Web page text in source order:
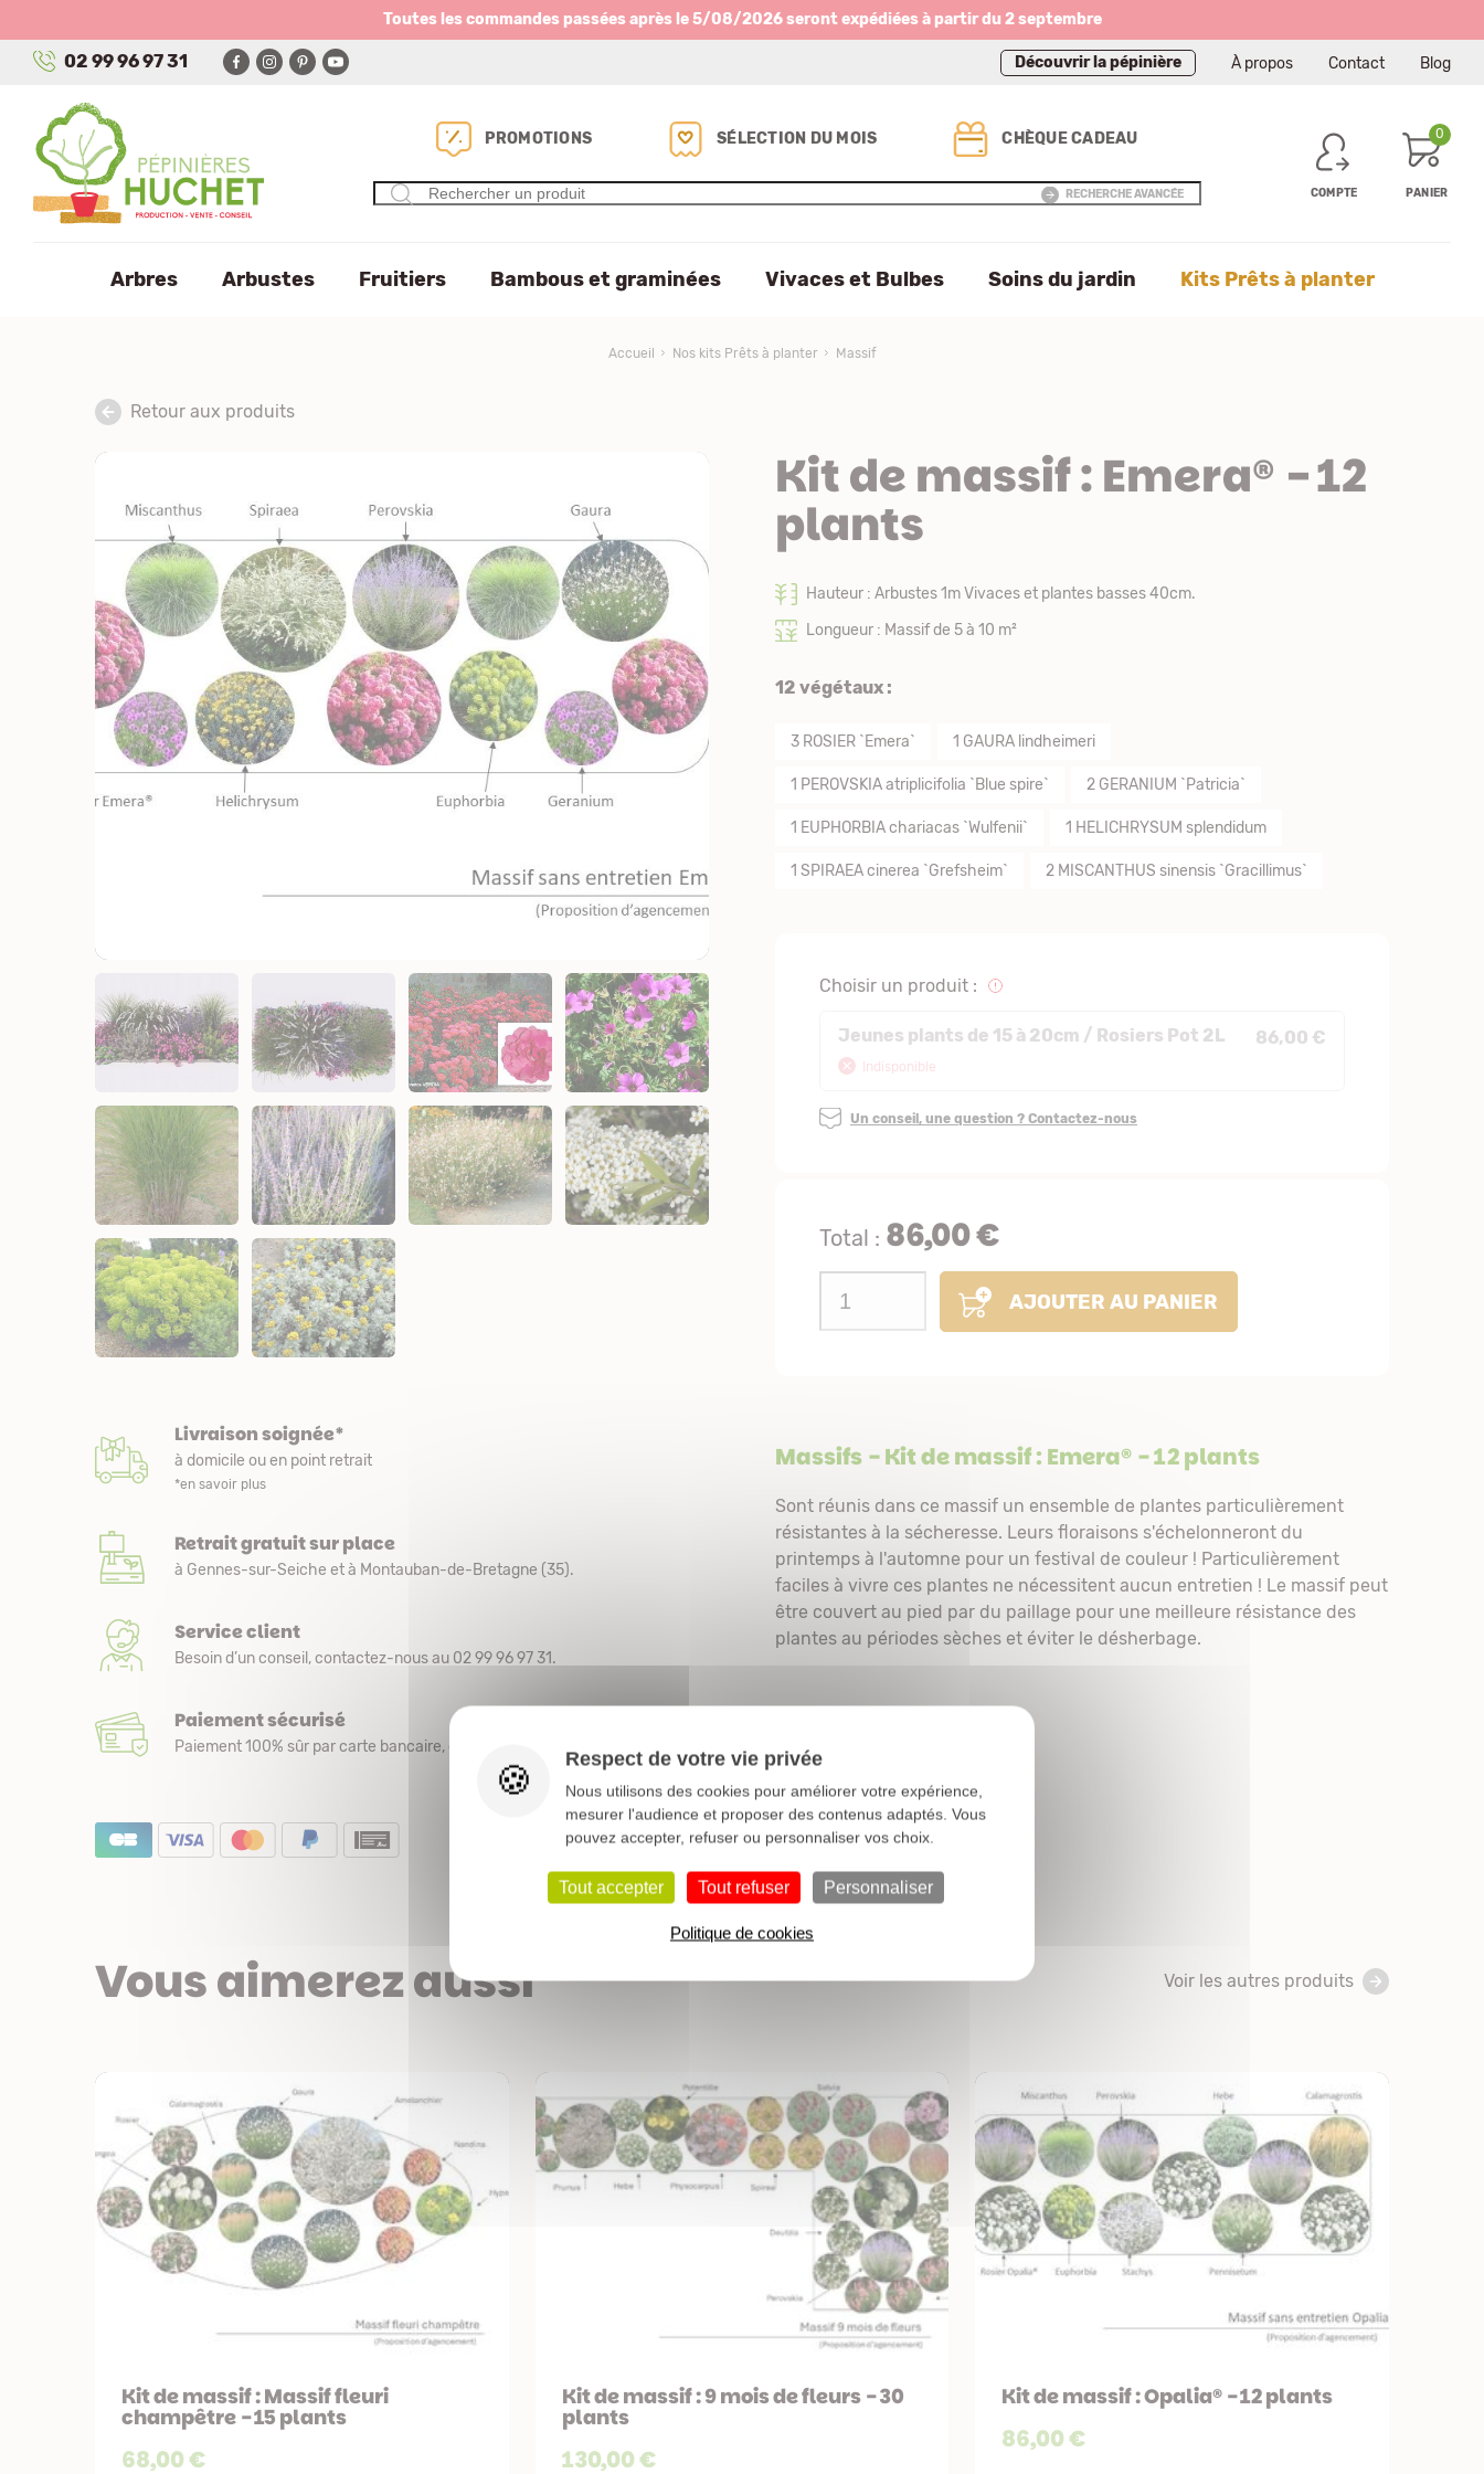
Toutes les commandes passées après le 5/08/2026 seront expédiées à partir du 2 septembre
02 99 96 97 31 Découvrir la pépinière À propos Contact Blog
PROMOTIONS SÉLECTION DU MOIS CHÈQUE CADEAU
RECHERCHE AVANCÉE COMPTE
0
PANIER
Arbres Arbustes Fruitiers Bambous et graminées Vivaces et Bulbes Soins du jardin Kits Prêts à planter
Accueil Nos kits Prêts à planter Massif
Retour aux produits
Kit de massif : Emera® - 12
plants
Hauteur : Arbustes 1m Vivaces et plantes basses 40cm.
Longueur : Massif de 5 à 10 m²
12 végétaux :
3 ROSIER `Emera` 1 GAURA lindheimeri
1 PEROVSKIA atriplicifolia `Blue spire` 2 GERANIUM `Patricia`
1 EUPHORBIA chariacas `Wulfenii` 1 HELICHRYSUM splendidum
1 SPIRAEA cinerea `Grefsheim` 2 MISCANTHUS sinensis `Gracillimus`
Choisir un produit :
Jeunes plants de 15 à 20cm / Rosiers Pot 2L 86,00 €
Indisponible
Un conseil, une question ? Contactez-nous
Total : 86,00 €
AJOUTER AU PANIER
Massifs - Kit de massif : Emera® - 12 plants
Sont réunis dans ce massif un ensemble de plantes particulièrement
résistantes à la sécheresse. Leurs floraisons s'échelonneront du
printemps à l'automne pour un festival de couleur ! Particulièrement
faciles à vivre ces plantes ne nécessitent aucun entretien ! Le massif peut
être couvert au pied par du paillage pour une meilleure résistance des
plantes au périodes sèches et éviter le désherbage.
Livraison soignée*
à domicile ou en point retrait
*en savoir plus
Retrait gratuit sur place
à Gennes-sur-Seiche et à Montauban-de-Bretagne (35).
Service client
Besoin d’un conseil, contactez-nous au 02 99 96 97 31.
Paiement sécurisé
Paiement 100% sûr par carte bancaire, chèque et PayPal.
Vous aimerez aussi Voir les autres produits
Kit de massif : Massif fleuri
champêtre - 15 plants
68,00 €
Kit de massif : 9 mois de fleurs - 30
plants
130,00 €
Kit de massif : Opalia® - 12 plants
86,00 €
Respect de votre vie privée
Nous utilisons des cookies pour améliorer votre expérience,
mesurer l'audience et proposer des contenus adaptés. Vous
pouvez accepter, refuser ou personnaliser vos choix.
Tout accepter Tout refuser Personnaliser
Politique de cookies